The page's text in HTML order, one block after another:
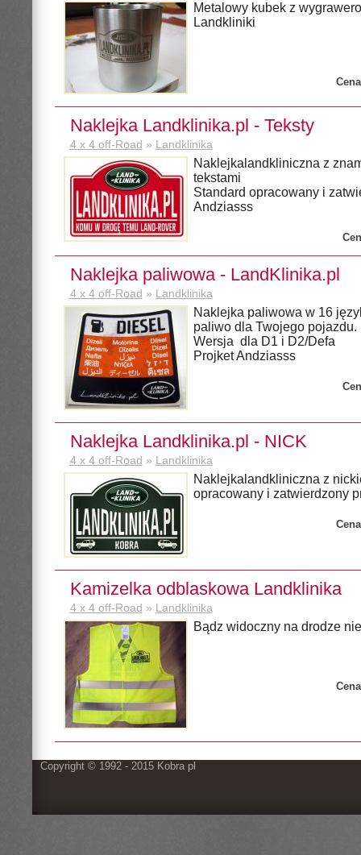
Metalowy kubek z
Landkliniki
Naklejka Landklinika.pl - Teksty
4 x 4 off-Road » Landklinika
Naklejkalandkliniczna z
tekstami
Standard opracowany i
Andziasss
Naklejka paliwowa - LandKlinika.pl
4 x 4 off-Road » Landklinika
Naklejka paliwowa w 16
paliwo dla Twojego pojazdu.
Wersja dla D1 i D2/Defa
Projket Andziasss
Naklejka Landklinika.pl - NICK
4 x 4 off-Road » Landklinika
Naklejkalandkliniczna z
opracowany i zatwierdzony
Kamizelka odblaskowa Landklinika
4 x 4 off-Road » Landklinika
Bądz widoczny na drodze
Copyright © 1992 - 2015 Kobra pl